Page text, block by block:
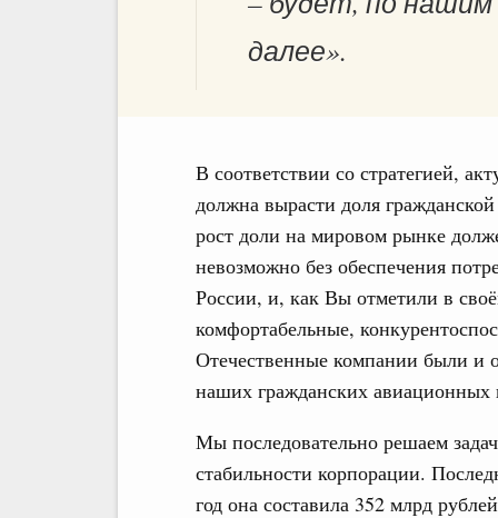
далее».
В соответствии со стратегией,
должна вырасти доля
рост доли на мировом рынке
невозможно без обеспечения
России, и, как Вы отметили в
комфортабельные,
Отечественные компании были и
наших гражданских авиационных
Мы последовательно решаем
стабильности корпорации.
год она составила 352 млрд